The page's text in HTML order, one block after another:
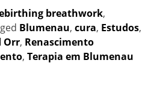
breathwork,
Blumenau, cura, Estudos,
Orr, Renascimento
, Terapia em Blumenau